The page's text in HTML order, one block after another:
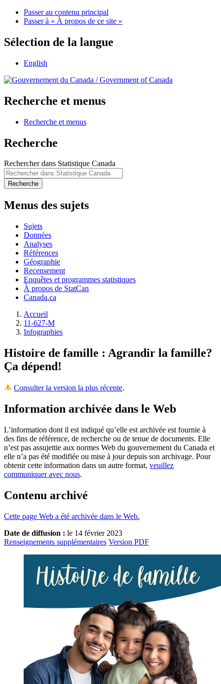
Passer au contenu principal
Passer à « À propos de ce site »
Sélection de la langue
English
/Government of Canada
Recherche et menus
Recherche et menus
Recherche
Rechercher dans Statistique Canada
Recherche
Menus des sujets
Sujets
Données
Analyses
Références
Géographie
Recensement
Enquêtes et programmes statistiques
À propos de StatCan
Canada.ca
Accueil
11-627-M
Infographies
Histoire de famille : Agrandir la famille?
Ça dépend!
Consulter la version la plus récente.
Information archivée dans le Web
L’information dont il est indiqué qu’elle est archivée est fournie à
des fins de référence, de recherche ou de tenue de documents. Elle
n’est pas assujettie aux normes Web du gouvernement du Canada et
elle n’a pas été modifiée ou mise à jour depuis son archivage. Pour
obtenir cette information dans un autre format, veuillez
communiquer avec nous.
Contenu archivé
Cette page Web a été archivée dans le Web.
Date de diffusion : le 14 février 2023
Renseignements supplémentaires Version PDF